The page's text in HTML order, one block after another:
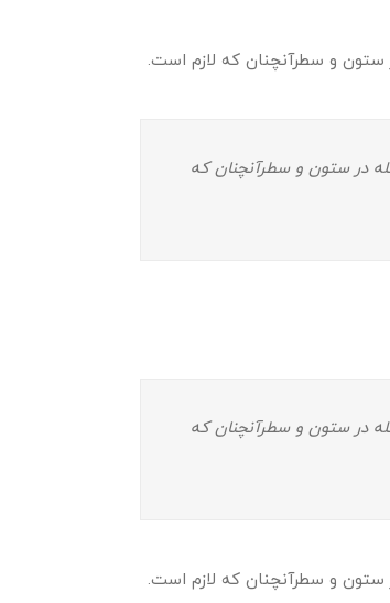
ستون و سطرآنچنان که لازم است.
در ستون و سطرآنچنان که
در ستون و سطرآنچنان که
ستون و سطرآنچنان که لازم است.